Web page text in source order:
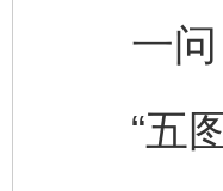
一问
“五图